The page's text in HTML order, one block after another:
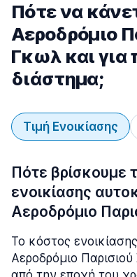
Πότε να
Αεροδρόμιο
Γκωλ και για
διάστημα;
Τιμή Ενοικίασης
Πότε βρίσκουμε
ενοικίασης
Αεροδρόμιο
Το κόστος
Αεροδρόμιο